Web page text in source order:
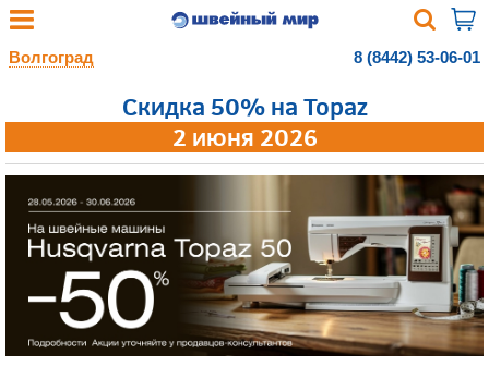
Волгоград 8 (8442) 53-06-01
Скидка 50% на Topaz
2 июня 2026